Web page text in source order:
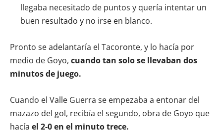
llegaba necesitado de puntos y quería intentar un
buen resultado y no irse en blanco.
Pronto se adelantaría el Tacoronte, y lo hacía por
medio de Goyo, cuando tan solo se llevaban dos
minutos de juego.
Cuando el Valle Guerra se empezaba a entonar del
mazazo del gol, recibía el segundo, obra de Goyo que
hacía el 2-0 en el minuto trece.